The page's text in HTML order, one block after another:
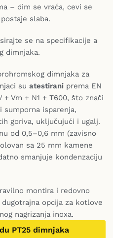
– dim se vraća, cevi se
slaba.
se na specifikacije a
dimnjaka.
dimnjaka za
su atestirani prema EN
+ Vm + N1 + T600, što znači
sumporna isparenja,
goriva, uključujući i ugalj.
od 0,5–0,6 mm (zavisno
sa 25 mm kamene
smanjuje kondenzaciju
montira i redovno
opcija za kotlove
nagrizanja inoxa.
PT25 dimnjaka